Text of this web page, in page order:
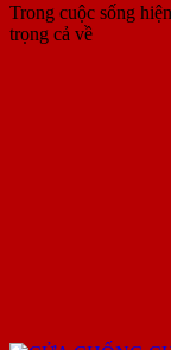
Trong cuộc sống
trọng cả về